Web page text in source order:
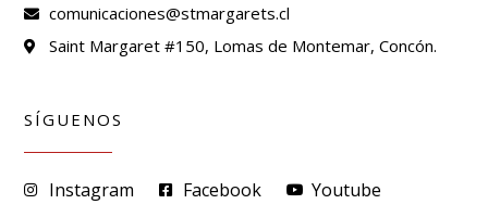
comunicaciones@stmargarets.cl
Saint Margaret #150, Lomas de Montemar, Concón.
SÍGUENOS
Instagram Facebook Youtube